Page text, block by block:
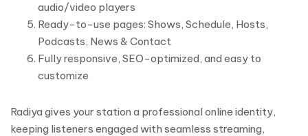
audio/video players
Ready-to-use pages: Shows, Schedule, Hosts,
Podcasts, News & Contact
Fully responsive, SEO-optimized, and easy to
customize
Radiya gives your station a professional online identity,
keeping listeners engaged with seamless streaming,